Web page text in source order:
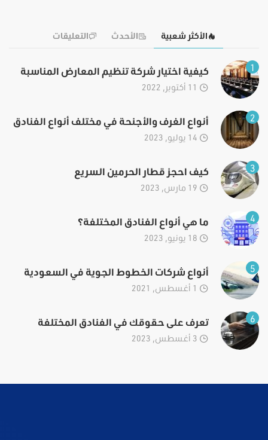
الأكثر شعبية الأحدث التعليقات
1 كيفية اختيار شركة تنظيم المعارض المناسبة
2 أنواع الغرف والأجنحة في مختلف أنواع الفنادق
3 كيف احجز قطار الحرمين السريع
4 ما هي أنواع الفنادق المختلفة؟
5 أنواع شركات الخطوط الجوية في السعودية
6 تعرف على حقوقك في الفنادق المختلفة